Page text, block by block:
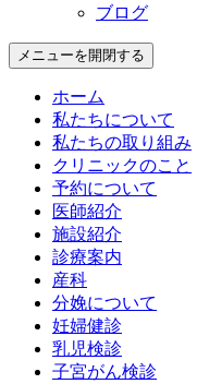
ブログ
メニューを開閉する
ホーム
私たちについて
私たちの取り組み
クリニックのこと
予約について
医師紹介
施設紹介
診療案内
産科
分娩について
妊婦健診
乳児検診
子宮がん検診